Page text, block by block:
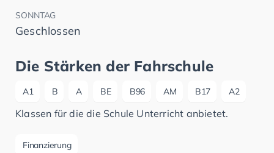
SONNTAG
Geschlossen
Die Stärken der Fahrschule
A1 B A BE B96 AM B17 A2
Klassen für die die Schule Unterricht anbietet.
Finanzierung